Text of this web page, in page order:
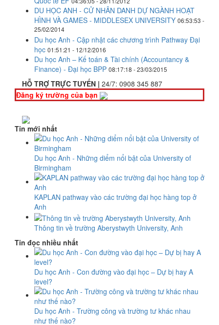
DU HỌC ANH - CỬ NHÂN DANH DỰ NGÀNH HOẠT
HÌNH VÀ GAMES - MIDDLESEX UNIVERSITY 06:53:53 -
25/02/2014
Du học Anh - Cập nhật các chương trình Pathway Đại
học 01:51:21 - 12/12/2016
Du học Anh – Kế toán & Tài chính (Accountancy &
Finance) - Đại học BPP 08:17:18 - 23/03/2015
HỖ TRỢ TRỰC TUYẾN | 24/7: 0908 345 887
Đăng ký trường của bạn
Tin mới nhất
Du học Anh - Những diểm nổi bật của University of
Birmingham
KAPLAN pathway vào các trường đại học hàng top ở
Anh
Thông tin về trường Aberystwyth University, Anh
Tin đọc nhiều nhất
Du học Anh - Con đường vào đại học – Dự bị hay A
level?
Du học Anh - Trường công và trường tư khác nhau
như thế nào?